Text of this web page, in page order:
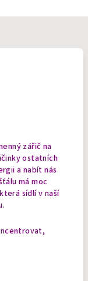
zářič na
ostatních
a nabít nás
má moc
sídlí v naší